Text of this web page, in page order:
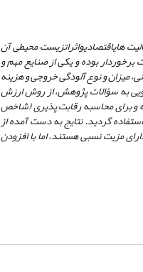
هایاقتصادیواثراتزیستمحیطی آن
برخوردار بوده و یکی از صنایع مهم و
میزان و نوع آلودگی خروجی و هزینه
به سؤالات پژوهش، از روش ارزش
برای محاسبه رقابتپذیری (شاخص
گردید. نتایج بهدست آمده از
مزیت نسبی هستند، اما با افزودن